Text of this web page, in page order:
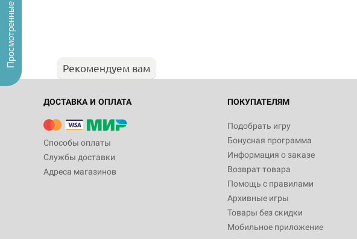
Рекомендуем вам
ДОСТАВКА И ОПЛАТА
Способы оплаты
Службы доставки
Адреса магазинов
ПОКУПАТЕЛЯМ
Подобрать игру
Бонусная программа
Информация о заказе
Возврат товара
Помощь с правилами
Архивные игры
Товары без скидки
Мобильное приложение
Просмотренные